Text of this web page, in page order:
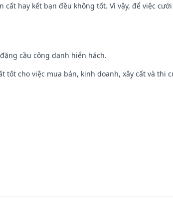
hay kết bạn đều không tốt. Vì vậy, để việc
cầu công danh hiển hách.
tốt cho việc mua bán, kinh doanh, xây cất và thi